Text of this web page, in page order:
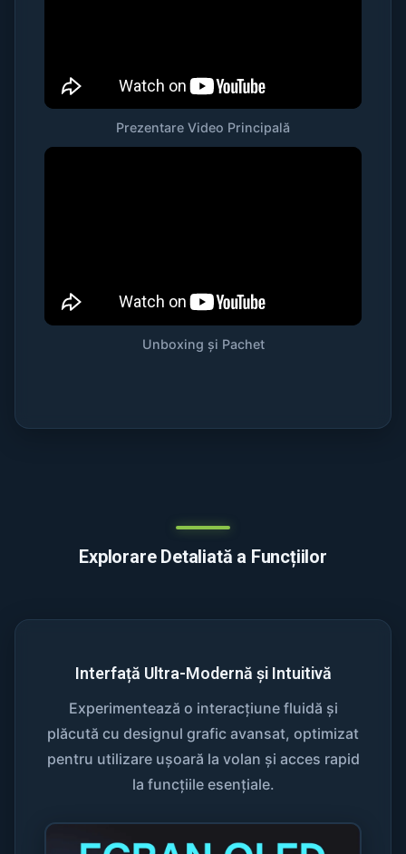
Prezentare Video Principală
Unboxing și Pachet
Explorare Detaliată a Funcțiilor
Interfață Ultra-Modernă și Intuitivă
Experimentează o interacțiune fluidă și
plăcută cu designul grafic avansat, optimizat
pentru utilizare ușoară la volan și acces rapid
la funcțiile esențiale.